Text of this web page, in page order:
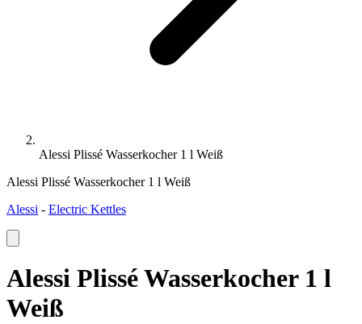
Alessi Plissé Wasserkocher 1 l Weiß
Alessi Plissé Wasserkocher 1 l Weiß
Alessi - Electric Kettles
Alessi Plissé Wasserkocher 1 l
Weiß